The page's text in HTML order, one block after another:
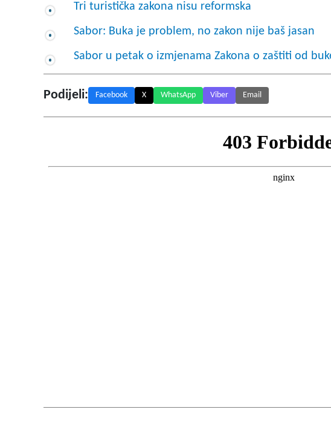
Tri turistička zakona nisu reformska
Sabor: Buka je problem, no zakon nije baš jasan
Sabor u petak o izmjenama Zakona o zaštiti od
Podijeli: Facebook X WhatsApp Viber Email